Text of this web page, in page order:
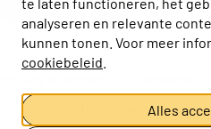
analyseren en relevante
kunnen tonen. Voor meer
cookiebeleid
Alles
Cookie-instellingen aanpassen